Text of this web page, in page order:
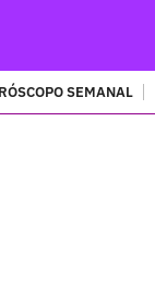
SEMANAL